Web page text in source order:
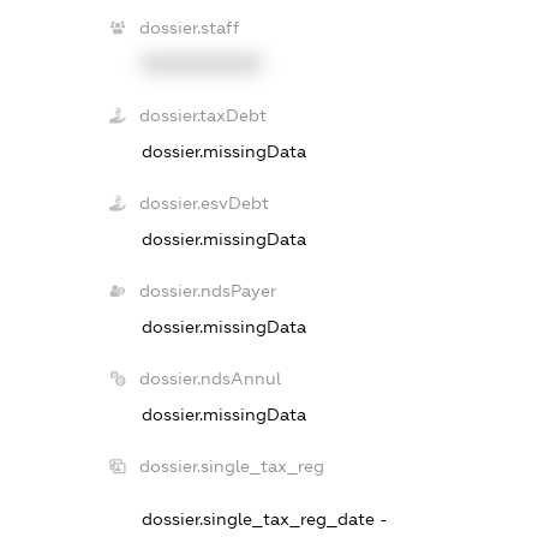
dossier.staff
dossier.taxDebt
dossier.missingData
dossier.esvDebt
dossier.missingData
dossier.ndsPayer
dossier.missingData
dossier.ndsAnnul
dossier.missingData
dossier.single_tax_reg
dossier.single_tax_reg_date -